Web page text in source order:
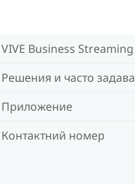
VIVE Business Streaming
Решения и часто
Приложение
Контактний номер